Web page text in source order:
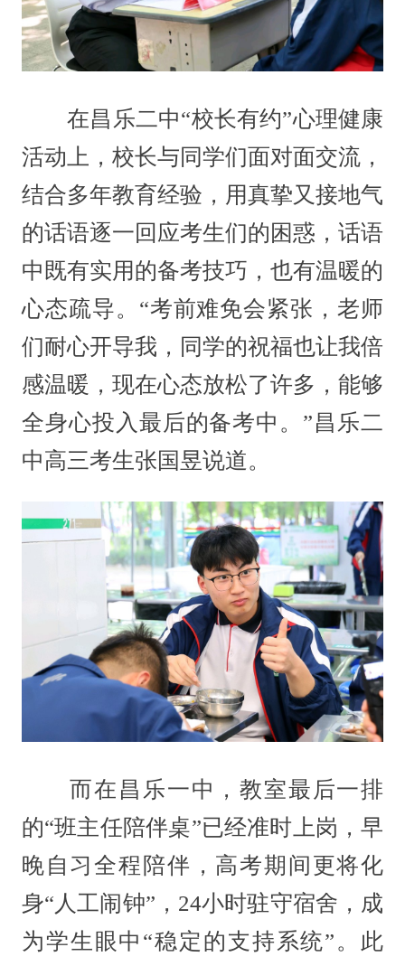
在昌乐二中“校长有约”心理健康
活动上，校长与同学们面对面交流，
结合多年教育经验，用真挚又接地气
的话语逐一回应考生们的困惑，话语
中既有实用的备考技巧，也有温暖的
心态疏导。“考前难免会紧张，老师
们耐心开导我，同学的祝福也让我倍
感温暖，现在心态放松了许多，能够
全身心投入最后的备考中。”昌乐二
中高三考生张国昱说道。
而在昌乐一中，教室最后一排
的“班主任陪伴桌”已经准时上岗，早
晚自习全程陪伴，高考期间更将化
身“人工闹钟”，24小时驻守宿舍，成
为学生眼中“稳定的支持系统”。此